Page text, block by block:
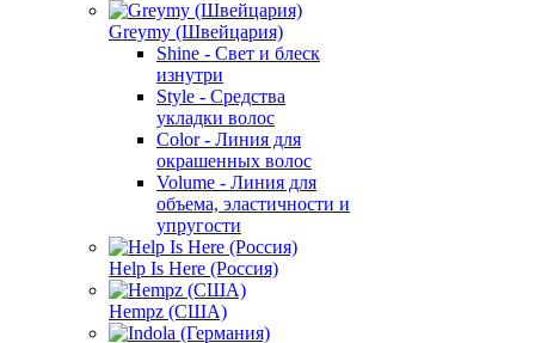
Greymy (Швейцария)
Shine - Свет и блеск
изнутри
Style - Средства
укладки волос
Color - Линия для
окрашенных волос
Volume - Линия для
объема, эластичности и
упругости
Help Is Here (Россия)
Hempz (США)